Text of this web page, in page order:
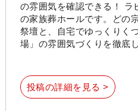
の雰囲気を確認できる！ ラ
の家族葬ホールです。どの
祭壇と、自宅でゆっくりく
場」の雰囲気づくりを徹
投稿の詳細を見る >